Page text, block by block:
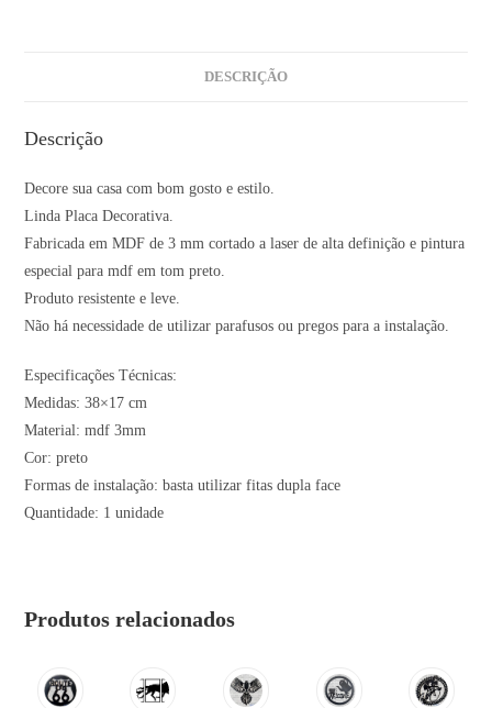
DESCRIÇÃO
Descrição
Decore sua casa com bom gosto e estilo.
Linda Placa Decorativa.
Fabricada em MDF de 3 mm cortado a laser de alta definição e pintura
especial para mdf em tom preto.
Produto resistente e leve.
Não há necessidade de utilizar parafusos ou pregos para a instalação.
Especificações Técnicas:
Medidas: 38×17 cm
Material: mdf 3mm
Cor: preto
Formas de instalação: basta utilizar fitas dupla face
Quantidade: 1 unidade
Produtos relacionados